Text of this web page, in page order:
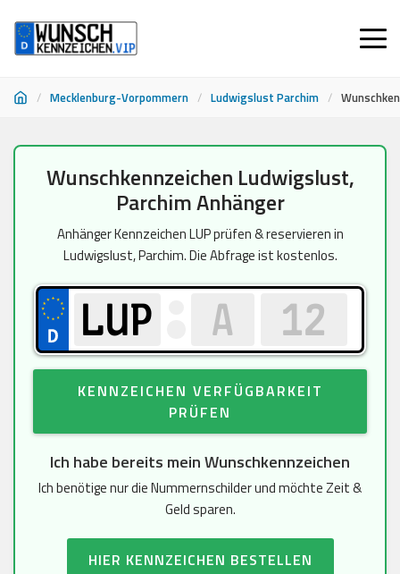
/ Mecklenburg-Vorpommern / Ludwigslust Parchim /
Wunschkennzeichen Ludwigslust,
Parchim Anhänger
Anhänger Kennzeichen LUP prüfen & reservieren in
Ludwigslust, Parchim. Die Abfrage ist kostenlos.
KENNZEICHEN VERFÜGBARKEIT
PRÜFEN
Ich habe bereits mein Wunschkennzeichen
Ich benötige nur die Nummernschilder und möchte Zeit &
Geld sparen.
HIER KENNZEICHEN BESTELLEN